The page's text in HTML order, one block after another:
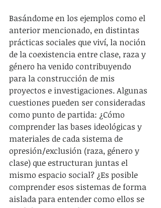
Basándome en los ejemplos como el
anterior mencionado, en distintas
prácticas sociales que viví, la noción
de la coexistencia entre clase, raza y
género ha venido contribuyendo
para la construcción de mis
proyectos e investigaciones. Algunas
cuestiones pueden ser consideradas
como punto de partida: ¿Cómo
comprender las bases ideológicas y
materiales de cada sistema de
opresión/exclusión (raza, género y
clase) que estructuran juntas el
mismo espacio social? ¿Es posible
comprender esos sistemas de forma
aislada para entender como ellos se